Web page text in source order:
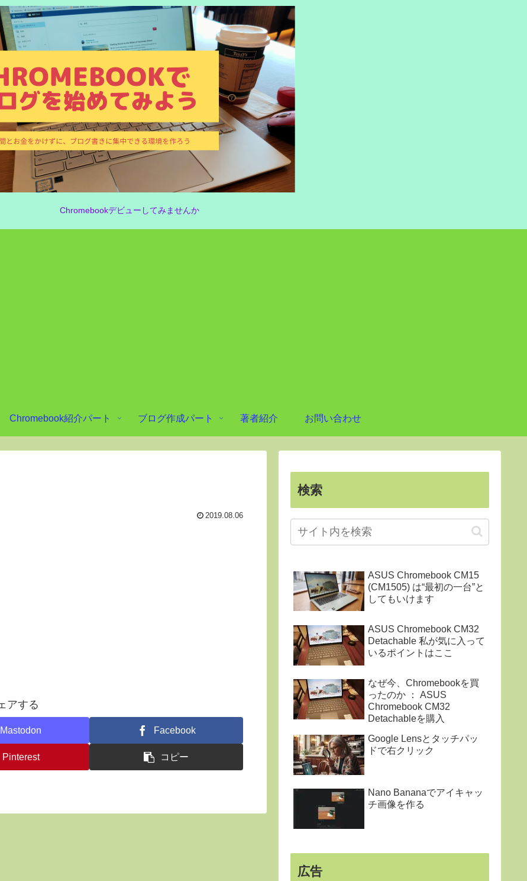
Chromebookデビューしてみませんか
Chromebook紹介パート ブログ作成パート 著者紹介 お問い合わせ
2019.08.06
アする
Mastodon Facebook
Pinterest コピー
検索
ASUS Chromebook CM15
(CM1505) は“最初の一台”と
してもいけます
ASUS Chromebook CM32
Detachable 私が気に入って
いるポイントはここ
なぜ今、Chromebookを買
ったのか ： ASUS
Chromebook CM32
Detachableを購入
Google Lensとタッチパッ
ドで右クリック
Nano Bananaでアイキャッ
チ画像を作る
広告